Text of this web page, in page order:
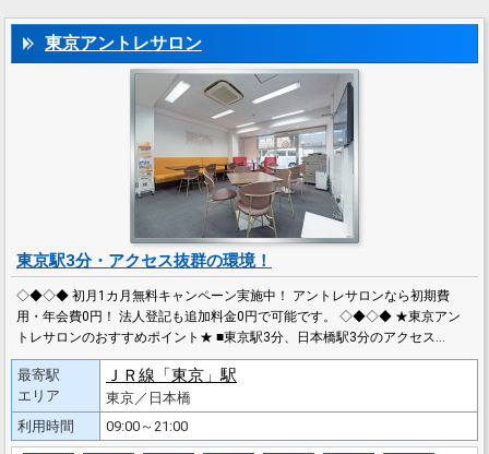
東京アントレサロン
東京駅3分・アクセス抜群の環境！
◇◆◇◆ 初月1カ月無料キャンペーン実施中！ アントレサロンなら初期費
用・年会費0円！ 法人登記も追加料金0円で可能です。 ◇◆◇◆ ★東京アン
トレサロンのおすすめポイント★ ■東京駅3分、日本橋駅3分のアクセス…
最寄駅
エリア
ＪＲ線「東京」駅
東京／日本橋
利用時間
09:00～21:00